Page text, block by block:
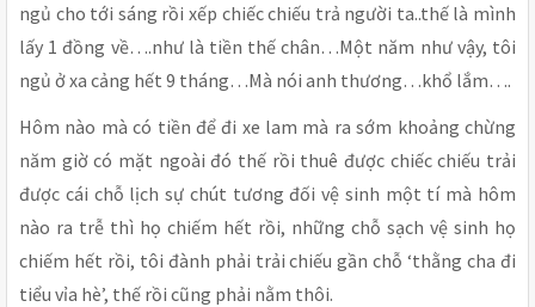
ngủ cho tới sáng rồi xếp chiếc chiếu trả người ta..thế là mình
lấy 1 đồng về….như là tiền thế chân…Một năm như vậy, tôi
ngủ ở xa cảng hết 9 tháng…Mà nói anh thương…khổ lắm….
Hôm nào mà có tiền để đi xe lam mà ra sớm khoảng chừng
năm giờ có mặt ngoài đó thế rồi thuê được chiếc chiếu trải
được cái chỗ lịch sự chút tương đối vệ sinh một tí mà hôm
nào ra trễ thì họ chiếm hết rồi, những chỗ sạch vệ sinh họ
chiếm hết rồi, tôi đành phải trải chiếu gần chỗ ‘thằng cha đi
tiểu vỉa hè’, thế rồi cũng phải nằm thôi.